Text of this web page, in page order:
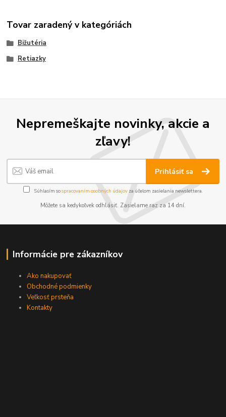
Tovar zaradený v kategóriách
Bižutéria
Retiazky
Nepremeškajte novinky, akcie a
zľavy!
Prihlásiť sa
Súhlasím sospracovaním osobných údajov za účelom zasielania newslettera.
Môžete sa kedykoľvek odhlásiť. Zasielame raz za 14 dní.
Informácie pre zákazníkov
Ako nakupovať
Obchodné podmienky
Veľkosť prsteňa
Kontakty